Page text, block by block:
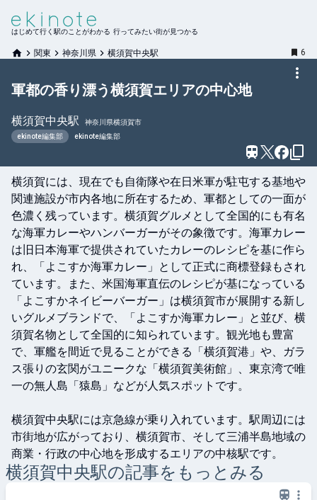
はじめて行く駅のことがわかる 行ってみたい街が見つかる
関東 神奈川県 横須賀中央駅 6
軍都の香り漂う横須賀エリアの中心地
横須賀中央駅
神奈川県横須賀市
ekinote編集部
ekinote編集部
横須賀には、現在でも自衛隊や在日米軍が駐屯する基地や
関連施設が市内各地に所在するため、軍都としての一面が
色濃く残っています。横須賀グルメとして全国的にも有名
な海軍カレーやハンバーガーがその象徴です。海軍カレー
は旧日本海軍で提供されていたカレーのレシピを基に作ら
れ、「よこすか海軍カレー」として正式に商標登録もされ
ています。また、米国海軍直伝のレシピが基になっている
「よこすかネイビーバーガー」は横須賀市が展開する新し
いグルメブランドで、「よこすか海軍カレー」と並び、横
須賀名物として全国的に知られています。観光地も豊富
で、軍艦を間近で見ることができる「横須賀港」や、ガラ
ス張りの玄関がユニークな「横須賀美術館」、東京湾で唯
一の無人島「猿島」などが人気スポットです。
横須賀中央駅には京急線が乗り入れています。駅周辺には
市街地が広がっており、横須賀市、そして三浦半島地域の
商業・行政の中心地を形成するエリアの中核駅です。
横須賀中央駅の記事をもっとみる